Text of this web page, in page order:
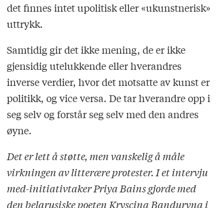
det finnes intet upolitisk eller «ukunstnerisk»
uttrykk.
Samtidig gir det ikke mening, de er ikke
gjensidig utelukkende eller hverandres
inverse verdier, hvor det motsatte av kunst er
politikk, og vice versa. De tar hverandre opp i
seg selv og forstår seg selv med den andres
øyne.
Det er lett å støtte, men vanskelig å måle
virkningen av litterære protester. I et intervju
med-initiativtaker Priya Bains gjorde med
den belarusiske poeten Kryscina Banduryna i